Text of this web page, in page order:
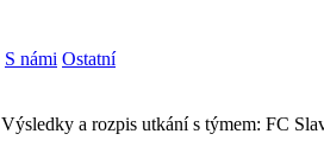
S námi Ostatní
Výsledky a rozpis utkání s týmem: FC